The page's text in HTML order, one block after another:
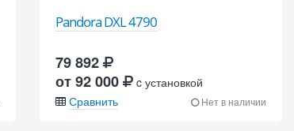
Pandora DXL 4790
79 892
от 92 000
c установкой
Сравнить
Нет в наличии